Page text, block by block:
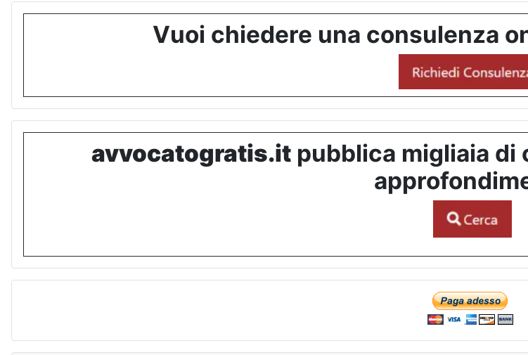
Vuoi chiedere una consulenza
avvocatogratis.it pubblica migliaia di